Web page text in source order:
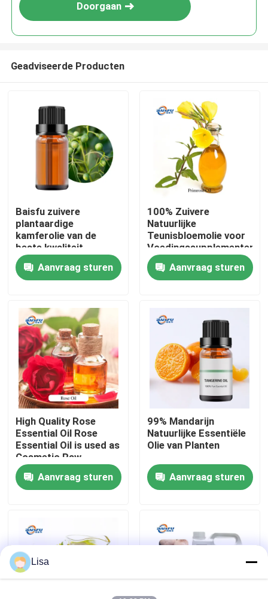
Thuis
Video's
VR-show
Over ons
Fabriekstocht
Kwaliteitscontrole
Nieuws
Doorgaan
Geadviseerde Producten
Baisfu zuivere
plantaardige
kamferolie van de
beste kwaliteit
lichtgeel oliehoudende
vloeistof voor
specerijen en
grondstoffen
Aanvraag sturen
100% Zuivere
Natuurlijke
Teunisbloemolie voor
Voedingssupplementen,
Huidverzorging en
Persoonlijke
Verzorgingsproducten
Aanvraag sturen
High Quality Rose
Essential Oil Rose
Essential Oil is used as
Cosmetic Raw
Material
Aanvraag sturen
99% Mandarijn
Natuurlijke Essentiële
Olie van Planten
Aanvraag sturen
Lisa